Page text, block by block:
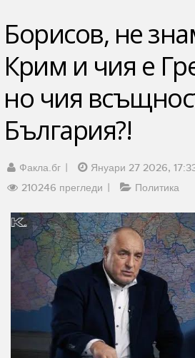
Борисов, не
Крим и чия е
но чия
България?!
Факла.бг
Януари 27 2026,
210246 прегледи
Политика